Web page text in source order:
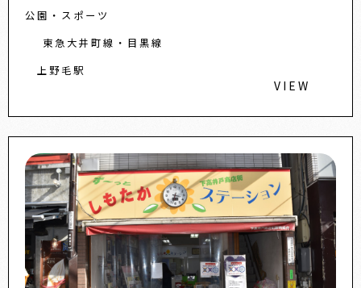
ら見下ろすかのような雰囲
公園・スポーツ
東急大井町線・目黒線
上野毛駅
VIEW